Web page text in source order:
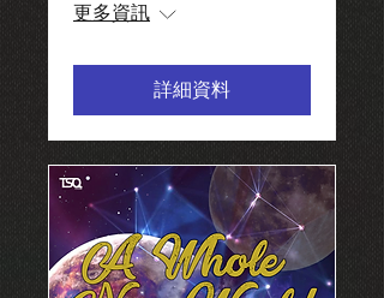
更多資訊
詳細資料